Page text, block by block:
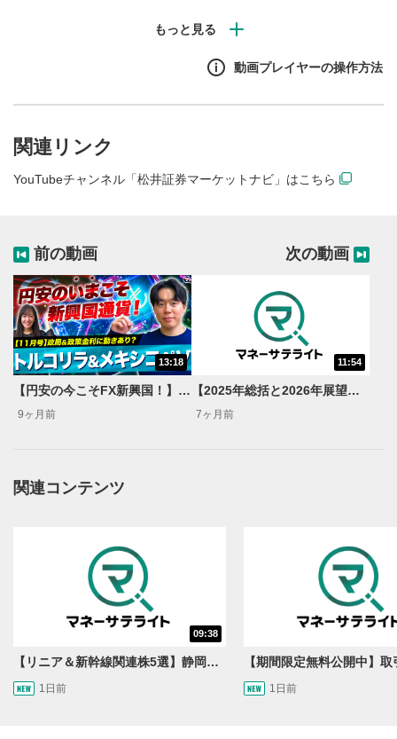
井証券マーケットアナリストの鈴木翔が解説します。
#FX #新興国通貨 #トルコリラ
動画プレイヤーの操作方法
動画再生エリア
動画再生エリアをクリックすると、動画を再生または
動画再生エリアにマウスを乗せると表示されます。
動画を再生または一時停止します。
10秒戻し/10秒送り
10秒、動画を巻き戻し/早送りします。
再生位置を示しています。再生したい位置をクリック
するとその位置から動画が再生されます。
関連リンク
YouTubeチャンネル「松井証券マーケットナビ」はこちら
前の動画
13:18
【円安の今こそFX新興国！】トルコリラ&メキシコペソの買い時売り時をテクニカル分析【新興国通貨見通し】
9ヶ月前
次の動画
11:54
【2025年総括と2026年展望】トルコリラ・メキシコペソ来年の注目ポイントは？/円安・米ドル安でスワップ狙いの投資妙味が継続!?【新興国通貨見通し】
7ヶ月前
関連コンテンツ
09:38
【リニア＆新幹線関連株5選】静岡県知事の承認でリニア路線工事進展！北陸新幹線も「小浜・京都ルート」再決定！関連する注目の銘柄は？＜たけぞうNEWS＞
1日前 1日前